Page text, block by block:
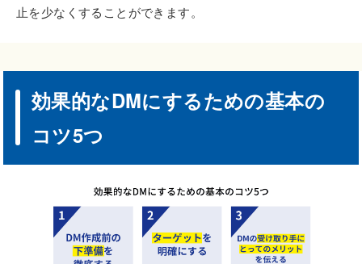
止を少なくすることができます。
効果的なDMにするための基本の
コツ5つ